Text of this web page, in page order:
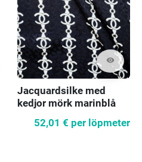
visibility
Jacquardsilke med
kedjor mörk marinblå
52,01 € per löpmeter